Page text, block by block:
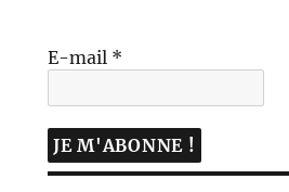
E-mail *